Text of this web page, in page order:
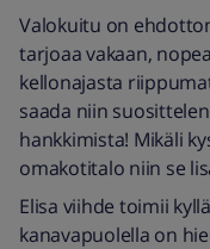
Valokuitu on
tarjoaa vakaan,
kellonajasta
saada niin
hankkimista! Mikäli
omakotitalo niin se
Elisa viihde toimii
kanavapuolella on